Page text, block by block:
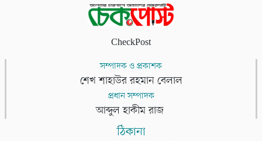
CheckPost
সম্পাদক ও প্রকাশক
শেখ শাহাউর রহমান বেলাল
প্রধান সম্পাদক
আব্দুল হাকীম রাজ
ঠিকানা